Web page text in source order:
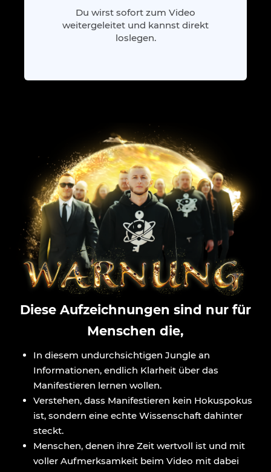
Du wirst sofort zum Video
weitergeleitet und kannst direkt
loslegen.
Diese Aufzeichnungen sind nur für
Menschen die,
In diesem undurchsichtigen Jungle an
Informationen, endlich Klarheit über das
Manifestieren lernen wollen.
Verstehen, dass Manifestieren kein Hokuspokus
ist, sondern eine echte Wissenschaft dahinter
steckt.
Menschen, denen ihre Zeit wertvoll ist und mit
voller Aufmerksamkeit beim Video mit dabei